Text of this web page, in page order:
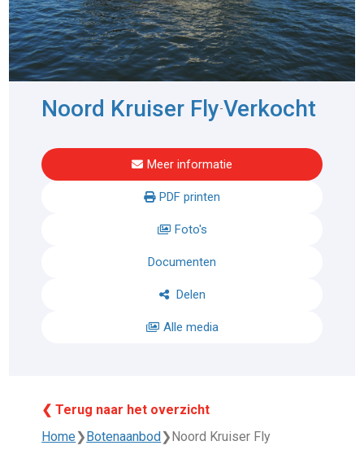
Noord Kruiser Fly-Verkocht
Meer informatie
PDF printen
Foto's
Documenten
Delen
Alle media
❮ Terug naar het overzicht
Home❯Botenaanbod❯Noord Kruiser Fly